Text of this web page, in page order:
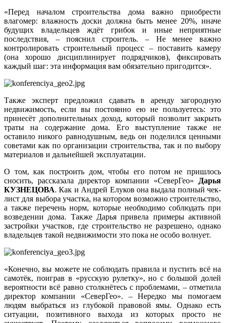
«Перед началом строительства дома важно приобрести
влагомер: влажность доски должна быть менее 20%, иначе
будущих владельцев ждёт грибок и иные неприятные
последствия, – пояснил строитель. – Не менее важно
контролировать строительный процесс – поставить камеру
(она хорошо дисциплинирует подрядчиков), фиксировать
каждый шаг: эта информация вам обязательно пригодится».
Также эксперт предложил сдавать в аренду загородную
недвижимость, если вы постоянно ею не пользуетесь: это
принесёт дополнительных доход, который позволит закрыть
траты на содержание дома. Его выступление также не
оставило никого равнодушным, ведь он поделился ценными
советами как по организации строительства, так и по выбору
материалов и дальнейшей эксплуатации.
О том, как построить дом, чтобы его потом не пришлось
сносить, рассказала директор компании «СеверГео»
Дарья
КУЗНЕЦОВА. Как и Андрей Елуков она выдала полный чек-
лист для выбора участка, на котором возможно строительство,
а также перечень норм, которые необходимо соблюдать при
возведении дома. Также Дарья привела примеры активной
застройки участков, где строительство не разрешено, однако
владельцев такой недвижимости это пока не особо волнует.
«Конечно, вы можете не соблюдать правила и пустить всё на
самотёк, поиграв в «русскую рулетку», но с большой долей
вероятности всё равно столкнётесь с проблемами, – отметила
директор компании «СеверГео». – Нередко мы помогаем
людям выбраться из глубокой правовой ямы. Однако есть
ситуации, позитивного выхода из которых просто не